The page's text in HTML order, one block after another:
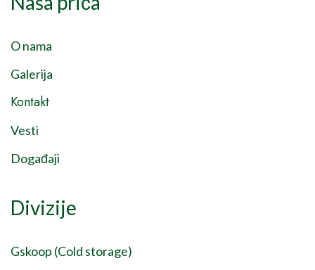
O nama
Galerija
Kontakt
Vesti
Događaji
Divizije
Gskoop (Cold storage)